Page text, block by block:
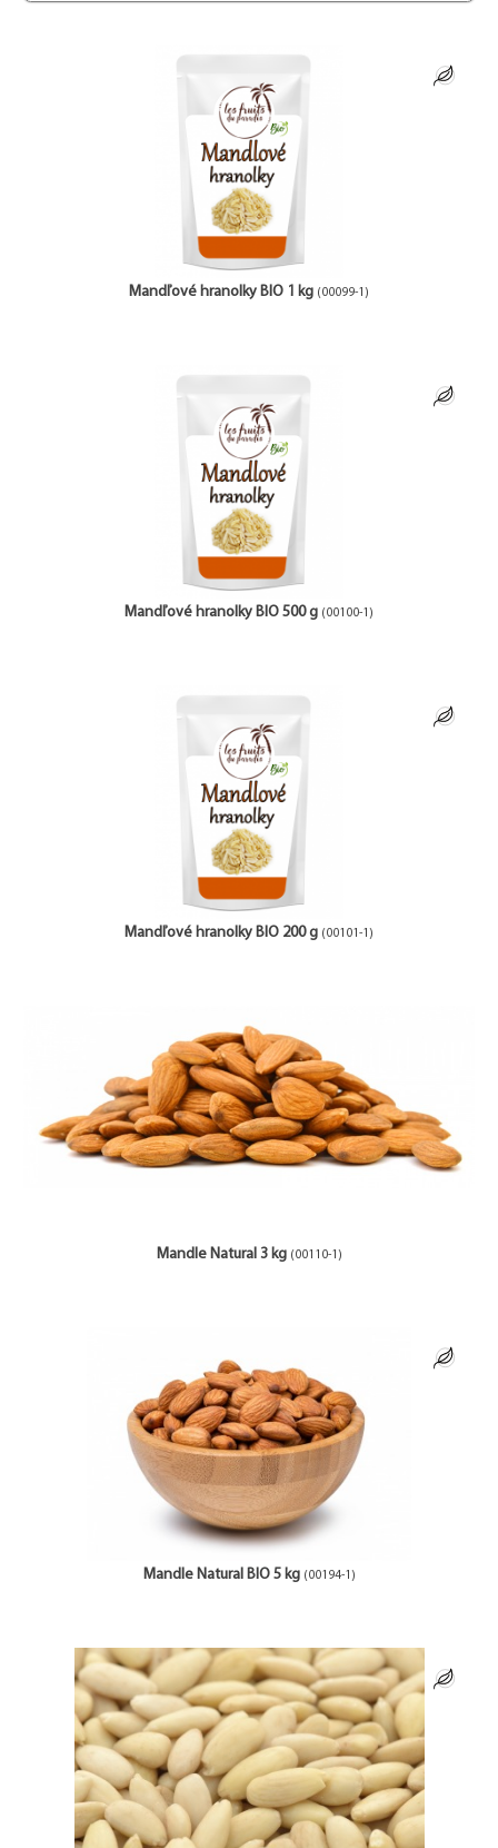
Mandľové hranolky BIO 1 kg (00099-1)
Mandľové hranolky BIO 500 g (00100-1)
Mandľové hranolky BIO 200 g (00101-1)
Mandle Natural 3 kg (00110-1)
Mandle Natural BIO 5 kg (00194-1)